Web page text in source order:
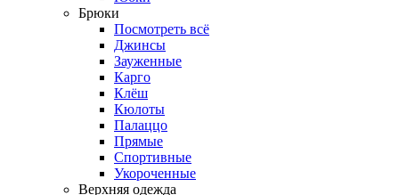
Брюки
Посмотреть всё
Джинсы
Зауженные
Карго
Клёш
Кюлоты
Палаццо
Прямые
Спортивные
Укороченные
Верхняя одежда